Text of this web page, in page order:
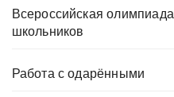
Всероссийская олимпиада
школьников
Работа с одарёнными